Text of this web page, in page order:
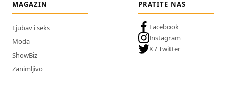
MAGAZIN
Ljubav i seks
Moda
ShowBiz
Zanimljivo
PRATITE NAS
Facebook
Instagram
X / Twitter